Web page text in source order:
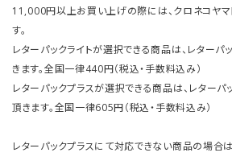
11,000円以上お買い上げの際には、クロネコヤ
す。
レターパックライトが選択できる商品は、レターパ
きます。全国一律440円（税込・手数料込み）
レターパックプラスが選択できる商品は、レター
頂きます。全国一律605円（税込・手数料込み）
レターパックプラスにて対応できない商品の場合